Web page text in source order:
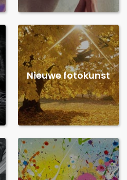
Nieuwe fotokunst